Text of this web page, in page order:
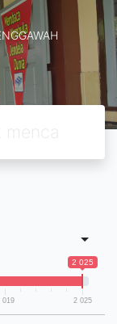
2 025
019 2 025